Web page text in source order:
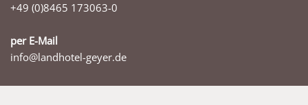
+49 (0)8465 173063-0
per E-Mail
info@landhotel-geyer.de